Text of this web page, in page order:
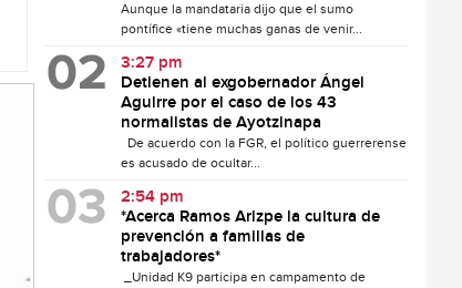
Aunque la mandataria dijo que el sumo
pontífice «tiene muchas ganas de venir...
3:27 pm
Detienen al exgobernador Ángel
Aguirre por el caso de los 43
normalistas de Ayotzinapa
De acuerdo con la FGR, el político guerrerense
es acusado de ocultar...
2:54 pm
*Acerca Ramos Arizpe la cultura de
prevención a familias de
trabajadores*
_Unidad K9 participa en campamento de